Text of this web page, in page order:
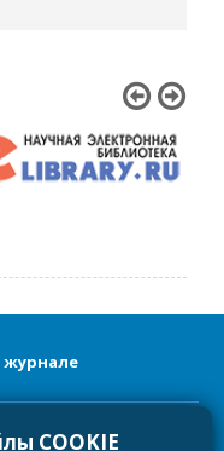
COOKIE
журнале